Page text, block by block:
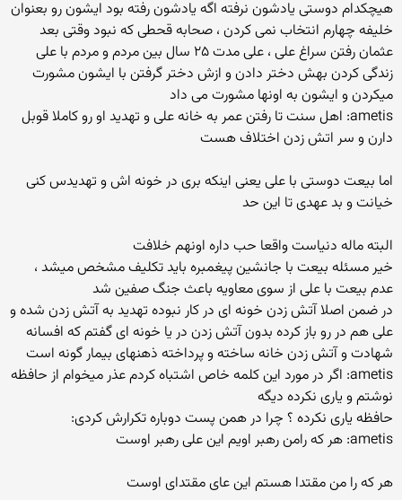
هیچکدام دوستی یادشون نرفته اگه یادشون رفته بود ایشون رو بعنوان
خلیفه چهارم انتخاب نمی کردن ، صحابه قحطی که نبود وقتی بعد
عثمان رفتن سراغ علی ، علی مدت ۲۵ سال بین مردم و مردم با علی
زندگی کردن بهش دختر دادن و ازش دختر گرفتن با ایشون مشورت
میکردن و ایشون به اونها مشورت می داد
ametis: اهل سنت تا رفتن عمر به خانه علی و تهدید او رو کاملا قوبل
دارن و سر اتش زدن اختلاف هست
اما بیعت دوستی با علی یعنی اینکه بری در خونه اش و تهدیدس کنی
خیانت و بد عهدی تا این حد
البته ماله دنیاست واقعا حب داره اونهم خلافت
خیر مسئله بیعت با جانشین پیغمبره باید تکلیف مشخص میشد ،
عدم بیعت با علی از سوی معاویه باعث جنگ صفین شد
در ضمن اصلا آتش زدن خونه ای در کار نبوده تهدید به آتش زدن شده و
علی هم در رو باز کرده بدون آتش زدن در یا خونه ای گفتم که افسانه
شهادت و آتش زدن خانه ساخته و پرداخته ذهنهای بیمار گونه است
ametis: اگر در مورد این کلمه خاص اشتباه کردم عذر میخوام از حافظه
نوشتم و یاری نکرده دیگه
حافظه یاری نکرده ؟ چرا در همن پست دوباره تکرارش کردی:
ametis: هر که رامن رهبر اویم این علی رهبر اوست
هر که را من مقتدا هستم این عای مقتدای اوست